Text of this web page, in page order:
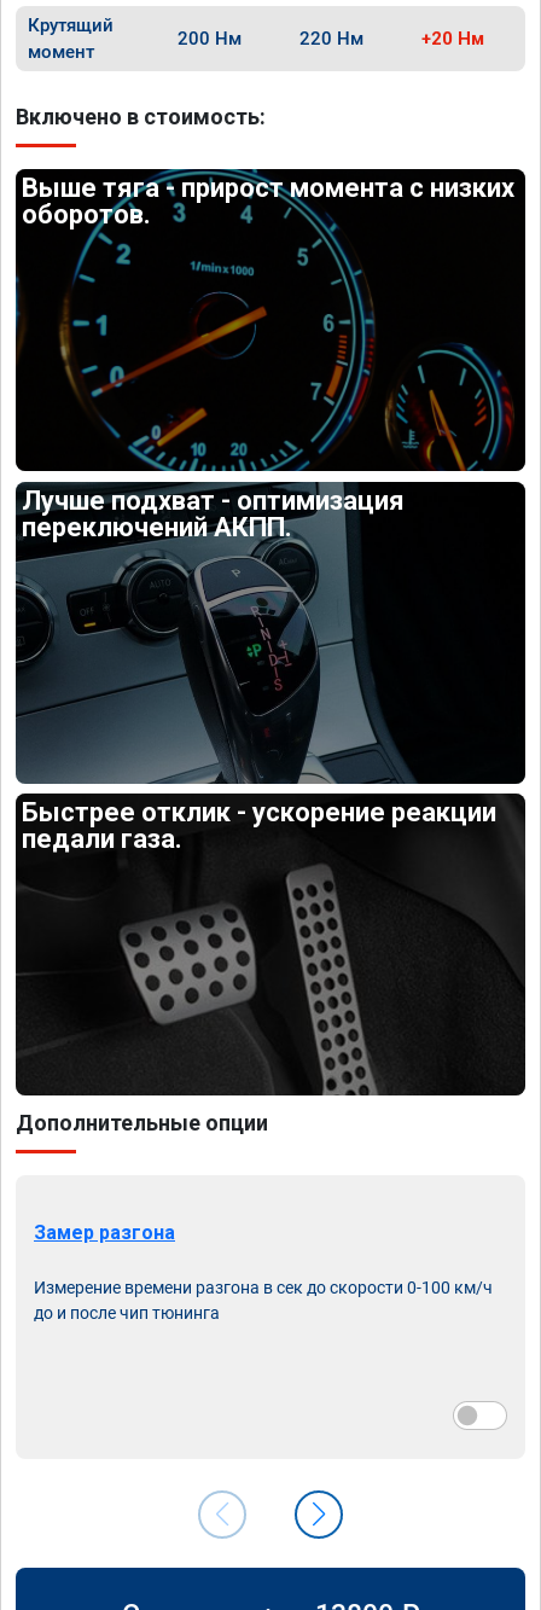
Крутящий
момент
200 Нм 220 Нм +20 Нм
Включено в стоимость:
Выше тяга - прирост момента с низких
оборотов.
Лучше подхват - оптимизация
переключений АКПП.
Быстрее отклик - ускорение реакции
педали газа.
Дополнительные опции
Замер разгона
Измерение времени разгона в сек до скорости 0-100 км/ч
до и после чип тюнинга